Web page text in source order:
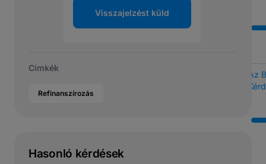
Az
Visszajelzést küld
Címkék
Refinanszírozás
Hasonló kérdések